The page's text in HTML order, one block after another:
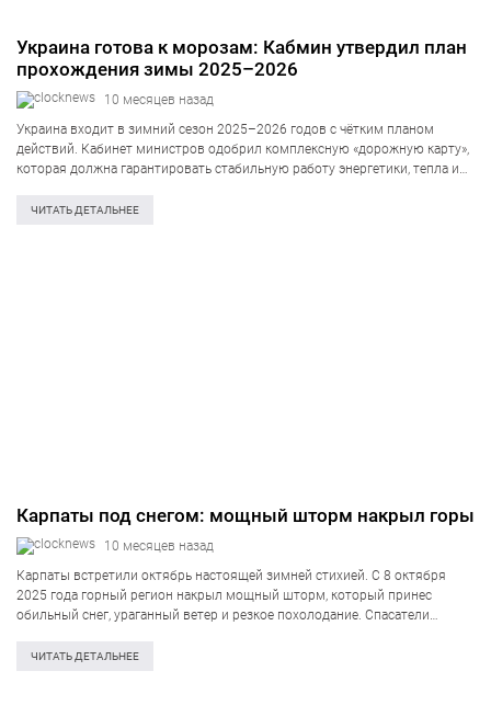
Украина готова к морозам: Кабмин утвердил план
прохождения зимы 2025–2026
10 месяцев назад
Украина входит в зимний сезон 2025–2026 годов с чётким планом
действий. Кабинет министров одобрил комплексную «дорожную карту»,
которая должна гарантировать стабильную работу энергетики, тепла и
перебоев. Власти обещают: страна готова к морозам,…
ЧИТАТЬ ДЕТАЛЬНЕЕ
Карпаты под снегом: мощный шторм накрыл горы
10 месяцев назад
Карпаты встретили октябрь настоящей зимней стихией. С 8 октября
2025 года горный регион накрыл мощный шторм, который принес
обильный снег, ураганный ветер и резкое похолодание. Спасатели
электропередач. В Карпатах…
ЧИТАТЬ ДЕТАЛЬНЕЕ